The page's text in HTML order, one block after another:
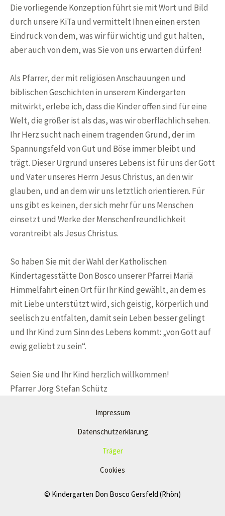
Die vorliegende Konzeption führt sie mit Wort und Bild
durch unsere KiTa und vermittelt Ihnen einen ersten
Eindruck von dem, was wir für wichtig und gut halten,
aber auch von dem, was Sie von uns erwarten dürfen!
Als Pfarrer, der mit religiösen Anschauungen und
biblischen Geschichten in unserem Kindergarten
mitwirkt, erlebe ich, dass die Kinder offen sind für eine
Welt, die größer ist als das, was wir oberflächlich sehen.
Ihr Herz sucht nach einem tragenden Grund, der im
Spannungsfeld von Gut und Böse immer bleibt und
trägt. Dieser Urgrund unseres Lebens ist für uns der Gott
und Vater unseres Herrn Jesus Christus, an den wir
glauben, und an dem wir uns letztlich orientieren. Für
uns gibt es keinen, der sich mehr für uns Menschen
einsetzt und Werke der Menschenfreundlichkeit
vorantreibt als Jesus Christus.
So haben Sie mit der Wahl der Katholischen
Kindertagesstätte Don Bosco unserer Pfarrei Mariä
Himmelfahrt einen Ort für Ihr Kind gewählt, an dem es
mit Liebe unterstützt wird, sich geistig, körperlich und
seelisch zu entfalten, damit sein Leben besser gelingt
und Ihr Kind zum Sinn des Lebens kommt: „von Gott auf
ewig geliebt zu sein“.
Seien Sie und Ihr Kind herzlich willkommen!
Pfarrer Jörg Stefan Schütz
Impressum
Datenschutzerklärung
Träger
Cookies
© Kindergarten Don Bosco Gersfeld (Rhön)